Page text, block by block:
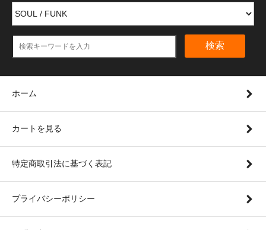
検索
ホーム
カートを見る
特定商取引法に基づく表記
プライバシーポリシー